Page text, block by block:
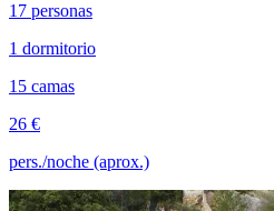
17 personas
1 dormitorio
15 camas
26 €
pers./noche (aprox.)